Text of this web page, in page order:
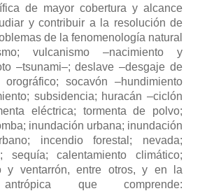
de mayor cobertura y alcance
y contribuir a la resolución de
de la fenomenología natural
vulcanismo –nacimiento y
–tsunami–; deslave –desgaje de
orográfico; socavón –hundimiento
subsidencia; huracán –ciclón
eléctrica; tormenta de polvo;
inundación urbana; inundación
incendio forestal; nevada;
sequía; calentamiento climático;
y ventarrón, entre otros, y en la
antrópica que comprende: